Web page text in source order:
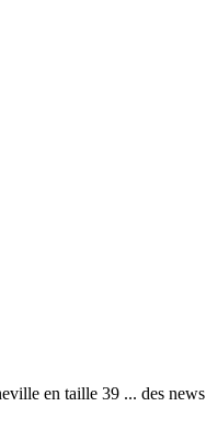
en taille 39 ... des